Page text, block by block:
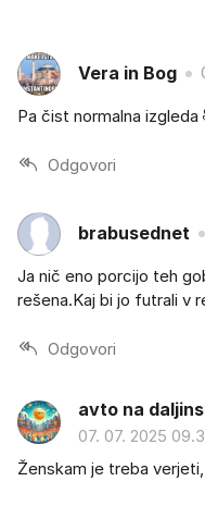
Vera in Bog
Pa čist normalna izgleda
Odgovori
brabusednet
Ja nič eno porcijo teh
rešena.Kaj bi jo futrali v
Odgovori
avto na
07. 07. 2025
Ženskam je treba